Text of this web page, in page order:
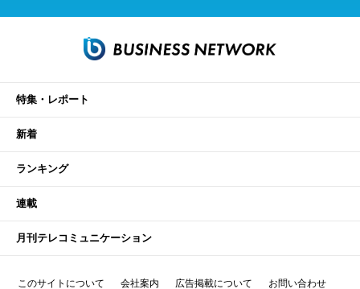
特集・レポート
新着
ランキング
連載
月刊テレコミュニケーション
このサイトについて 会社案内 広告掲載について お問い合わせ